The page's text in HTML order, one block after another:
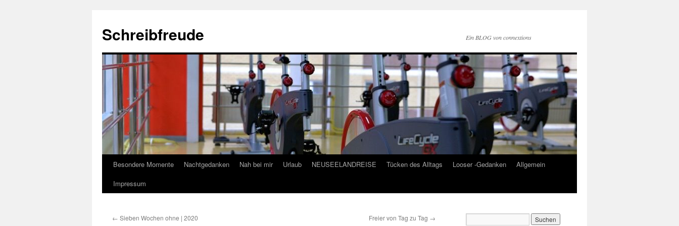
Schreibfreude Ein BLOG von connextions
Besondere Momente Nachtgedanken Nah bei mir Urlaub NEUSEELANDREISE Tücken des Alltags Looser -Gedanken
Allgemein
Impressum
← Sieben Wochen ohne | 2020 Freier von Tag zu Tag →